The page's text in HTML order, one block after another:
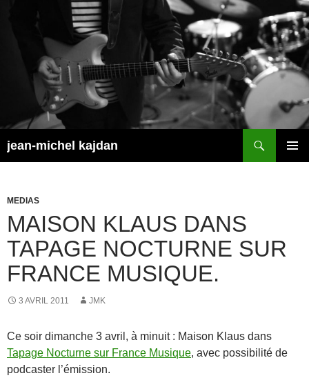
jean-michel kajdan
MEDIAS
MAISON KLAUS DANS
TAPAGE NOCTURNE SUR
FRANCE MUSIQUE.
3 AVRIL 2011 JMK
Ce soir dimanche 3 avril, à minuit : Maison Klaus dans
Tapage Nocturne sur France Musique, avec possibilité de
podcaster l’émission.